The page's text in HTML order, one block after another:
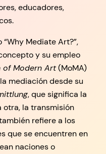
educadores,
Mediate Art?”,
y su empleo
of Modern Art(MoMA)
mediación desde su
, que significa la
la transmisión
refiere a los
que se encuentren en
naciones o